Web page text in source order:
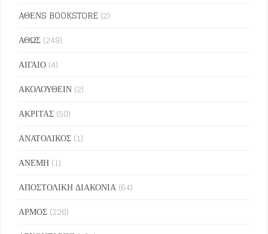
ΑΘΕΝS BOOKSTORE (2)
ΑΘΩΣ (249)
ΑΙΓΑΙΟ (4)
ΑΚΟΛΟΥΘΕΙΝ (2)
ΑΚΡΙΤΑΣ (50)
ΑΝΑΤΟΛΙΚΟΣ (1)
ΑΝΕΜΗ (1)
ΑΠΟΣΤΟΛΙΚΗ ΔΙΑΚΟΝΙΑ (64)
ΑΡΜΟΣ (226)